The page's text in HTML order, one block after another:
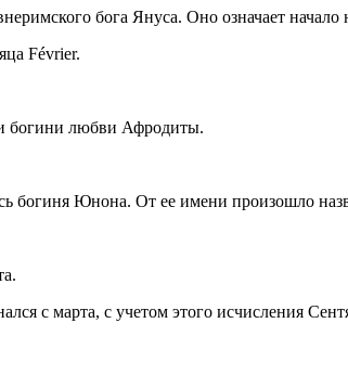
бога Януса. Оно означает начало
Février.
богини любви Афродиты.
богиня Юнона. От ее имени произошло
с марта, с учетом этого исчисления